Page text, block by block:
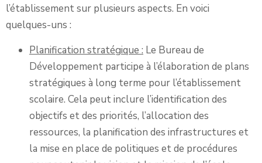
l’établissement sur plusieurs aspects. En voici
quelques-uns :
Planification stratégique : Le Bureau de
Développement participe à l’élaboration de plans
stratégiques à long terme pour l’établissement
scolaire. Cela peut inclure l’identification des
objectifs et des priorités, l’allocation des
ressources, la planification des infrastructures et
la mise en place de politiques et de procédures